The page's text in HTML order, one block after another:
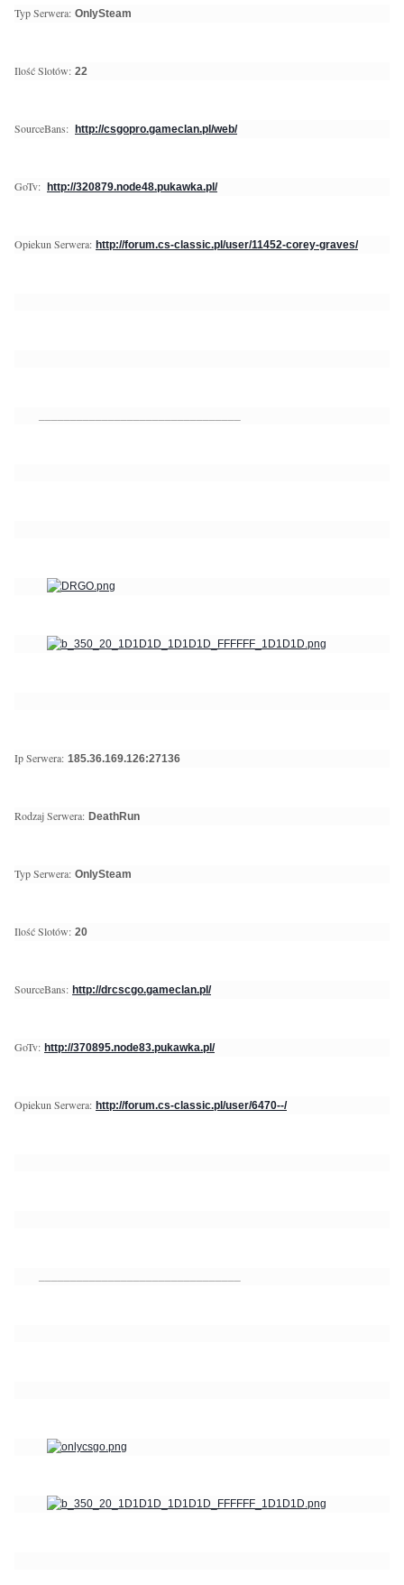
Typ Serwera: OnlySteam
Ilość Slotów: 22
SourceBans: http://csgopro.gameclan.pl/web/
GoTv: http://320879.node48.pukawka.pl/
Opiekun Serwera: http://forum.cs-classic.pl/user/11452-corey-graves/
Ip Serwera: 185.36.169.126:27136
Rodzaj Serwera: DeathRun
Typ Serwera: OnlySteam
Ilość Slotów: 20
SourceBans: http://drcscgo.gameclan.pl/
GoTv: http://370895.node83.pukawka.pl/
Opiekun Serwera: http://forum.cs-classic.pl/user/6470--/